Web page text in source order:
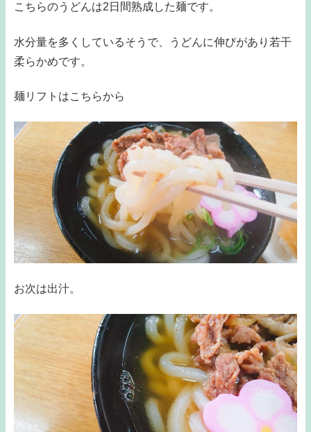
こちらのうどんは2日間熟成した麺です。
水分量を多くしているそうで、うどんに伸びがあり若干
柔らかめです。
麺リフトはこちらから
お次は出汁。